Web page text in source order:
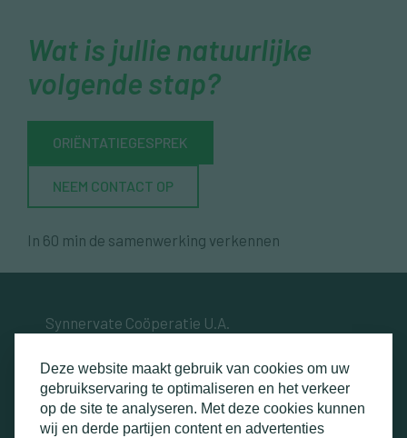
Wat is jullie natuurlijke
volgende stap?
ORIËNTATIEGESPREK
NEEM CONTACT OP
In 60 min de samenwerking verkennen
Synnervate Coöperatie U.A.
3972 AD Driebergen
info@synnervate.nl
+31 6 5104 9005
Deze website maakt gebruik van cookies om uw
gebruikservaring te optimaliseren en het verkeer
op de site te analyseren. Met deze cookies kunnen
wij en derde partijen content en advertenties